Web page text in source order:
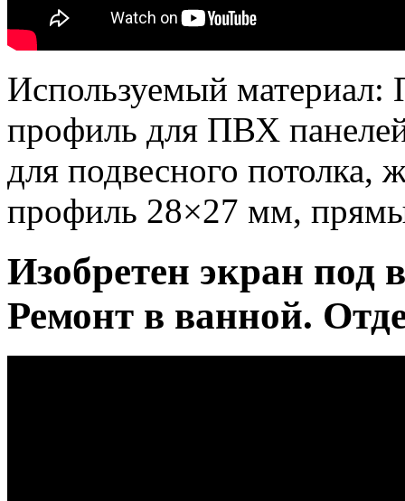
Используемый
профиль для ПВХ
для подвесного потолка,
профиль 28×27 мм,
Изобретен экран под
Ремонт в ванной.